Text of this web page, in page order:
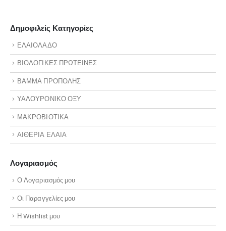
Δημοφιλείς Κατηγορίες
ΕΛΑΙΟΛΑΔΟ
ΒΙΟΛΟΓΙΚΕΣ ΠΡΩΤΕΙΝΕΣ
ΒΑΜΜΑ ΠΡΟΠΟΛΗΣ
ΥΑΛΟΥΡΟΝΙΚΟ ΟΞΥ
ΜΑΚΡΟΒΙΟΤΙΚΑ
ΑΙΘΕΡΙΑ ΕΛΑΙΑ
Λογαριασμός
Ο Λογαριασμός μου
Οι Παραγγελίες μου
Η Wishlist μου